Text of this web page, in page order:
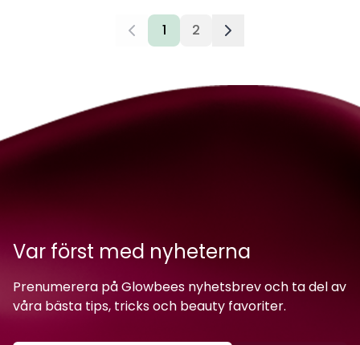
1 2
Var först med nyheterna
Prenumerera på Glowbees nyhetsbrev och ta del av
våra bästa tips, tricks och beauty favoriter.